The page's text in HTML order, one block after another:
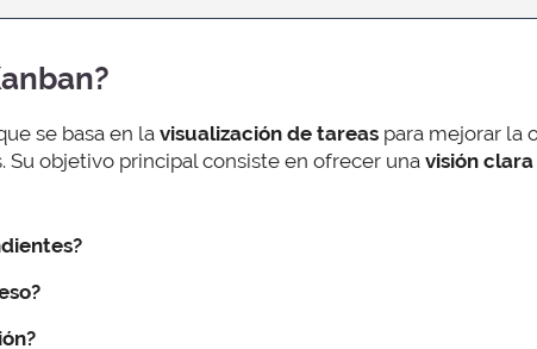
se basa en la visualización de tareas para mejorar la
objetivo principal consiste en ofrecer una visión clara